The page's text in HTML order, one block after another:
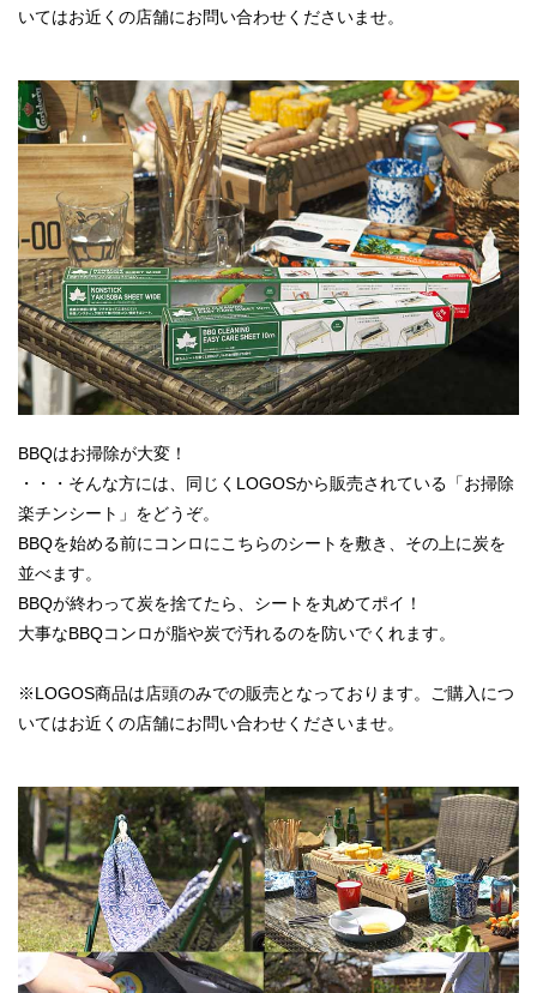
いてはお近くの店舗にお問い合わせくださいませ。
BBQはお掃除が大変！
・・・そんな方には、同じくLOGOSから販売されている「お掃除
楽チンシート」をどうぞ。
BBQを始める前にコンロにこちらのシートを敷き、その上に炭を
並べます。
BBQが終わって炭を捨てたら、シートを丸めてポイ！
大事なBBQコンロが脂や炭で汚れるのを防いでくれます。
※LOGOS商品は店頭のみでの販売となっております。ご購入につ
いてはお近くの店舗にお問い合わせくださいませ。